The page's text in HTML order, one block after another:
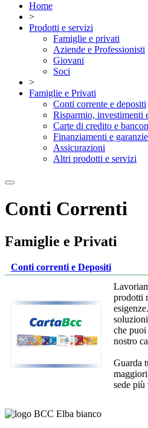
Home
>
Prodotti e servizi
Famiglie e privati
Aziende e Professionisti
Giovani
Soci
>
Famiglie e Privati
Conti corrente e depositi
Risparmio, investimenti
Carte di credito e
Finanziamenti e garanzie
Assicurazioni
Altri prodotti e servizi
Conti Correnti
Famiglie e Privati
Conti correnti e Depositi
prodotti
che
nostro
Guarda
sede più